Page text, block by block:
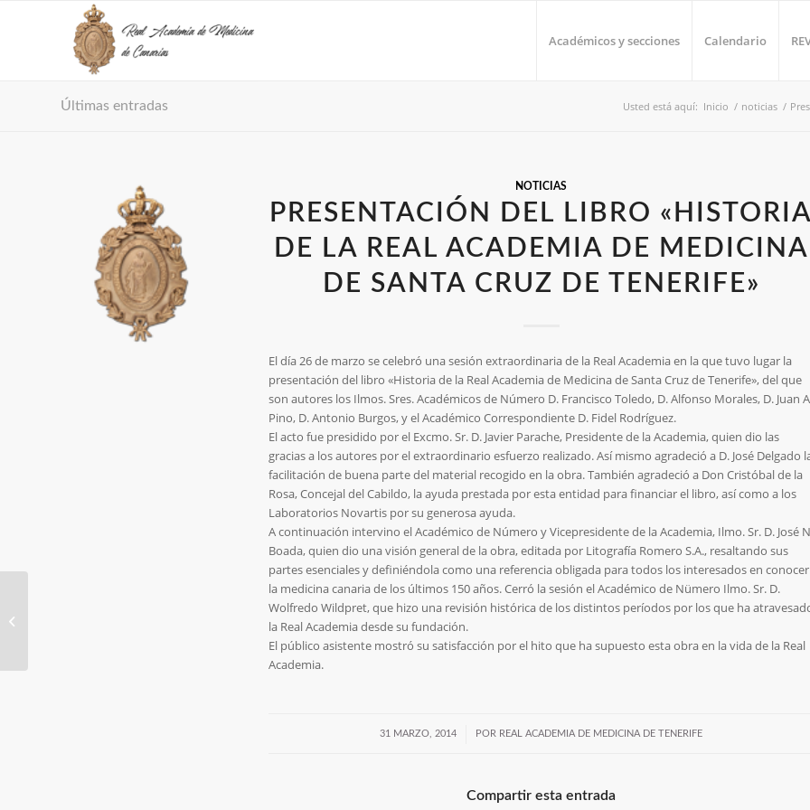
Académicos y secciones Calendario
Últimas entradas Usted está aquí: Inicio / noticias /
NOTICIAS
PRESENTACIÓN DEL LIBRO «HISTORIA
DE LA REAL ACADEMIA DE MEDICINA
DE SANTA CRUZ DE TENERIFE»
El día 26 de marzo se celebró una sesión extraordinaria de la Real Academia en la que tuvo lugar la
presentación del libro «Historia de la Real Academia de Medicina de Santa Cruz de Tenerife», del que
son autores los Ilmos. Sres. Académicos de Número D. Francisco Toledo, D. Alfonso Morales, D. Juan
Pino, D. Antonio Burgos, y el Académico Correspondiente D. Fidel Rodríguez.
El acto fue presidido por el Excmo. Sr. D. Javier Parache, Presidente de la Academia, quien dio las
gracias a los autores por el extraordinario esfuerzo realizado. Así mismo agradeció a D. José Delgado
facilitación de buena parte del material recogido en la obra. También agradeció a Don Cristóbal de la
Rosa, Concejal del Cabildo, la ayuda prestada por esta entidad para financiar el libro, así como a los
Laboratorios Novartis por su generosa ayuda.
A continuación intervino el Académico de Número y Vicepresidente de la Academia, Ilmo. Sr. D. José
Boada, quien dio una visión general de la obra, editada por Litografía Romero S.A., resaltando sus
partes esenciales y definiéndola como una referencia obligada para todos los interesados en conocer
la medicina canaria de los últimos 150 años. Cerró la sesión el Académico de Nümero Ilmo. Sr. D.
Wolfredo Wildpret, que hizo una revisión histórica de los distintos períodos por los que ha
la Real Academia desde su fundación.
El público asistente mostró su satisfacción por el hito que ha supuesto esta obra en la vida de la Real
Academia.
31 MARZO, 2014
/ POR REAL ACADEMIA DE MEDICINA DE TENERIFE
Compartir esta entrada